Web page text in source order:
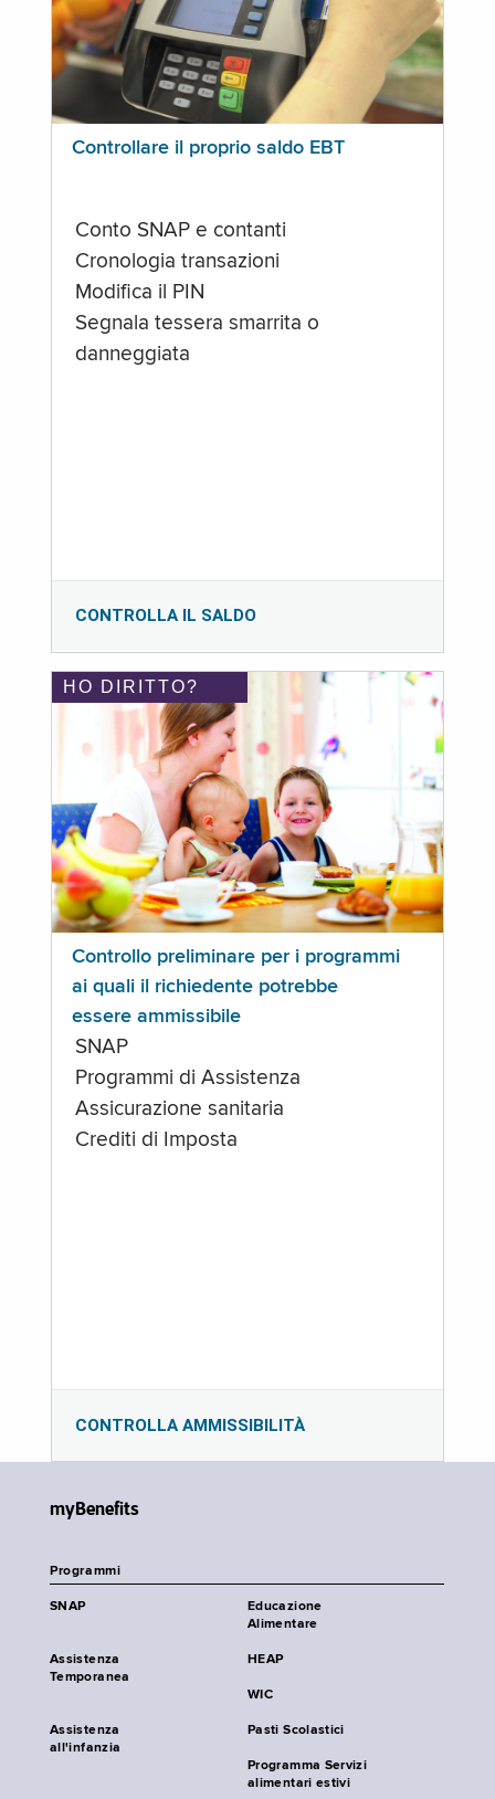
Controllare il proprio saldo EBT
Conto SNAP e contanti
Cronologia transazioni
Modifica il PIN
Segnala tessera smarrita o
danneggiata
CONTROLLA IL SALDO
HO DIRITTO?
Controllo preliminare per i programmi
ai quali il richiedente potrebbe
essere ammissibile
SNAP
Programmi di Assistenza
Assicurazione sanitaria
Crediti di Imposta
CONTROLLA AMMISSIBILITÀ
myBenefits
Programmi
SNAP
Educazione
Alimentare
Assistenza
Temporanea
HEAP
WIC
Assistenza
all'infanzia
Pasti Scolastici
Programma Servizi
alimentari estivi